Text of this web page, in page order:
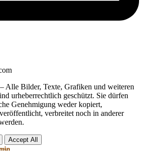
Alle Bilder, Texte, Grafiken und weiteren
urheberrechtlich geschützt. Sie dürfen
Genehmigung weder kopiert,
verbreitet noch in anderer
Accept All